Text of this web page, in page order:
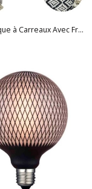
Plaid Ethnique à Carreaux Avec Franges